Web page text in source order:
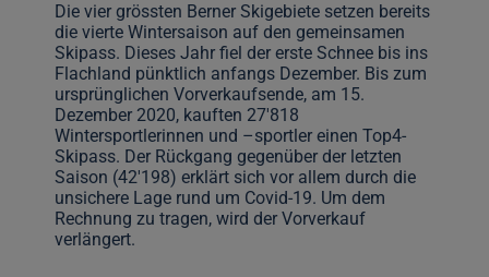
Die vier grössten Berner Skigebiete setzen bereits
die vierte Wintersaison auf den gemeinsamen
Skipass. Dieses Jahr fiel der erste Schnee bis ins
Flachland pünktlich anfangs Dezember. Bis zum
ursprünglichen Vorverkaufsende, am 15.
Dezember 2020, kauften 27'818
Wintersportlerinnen und –sportler einen Top4-
Skipass. Der Rückgang gegenüber der letzten
Saison (42'198) erklärt sich vor allem durch die
unsichere Lage rund um Covid-19. Um dem
Rechnung zu tragen, wird der Vorverkauf
verlängert.